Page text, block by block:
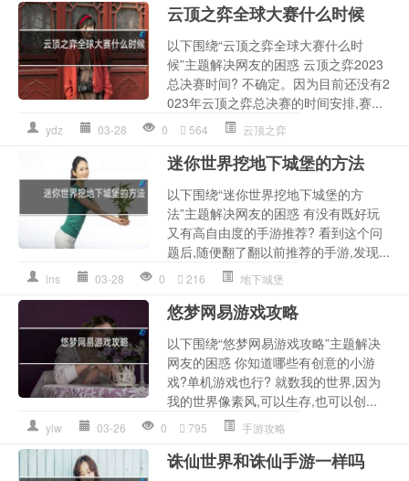
云顶之弈全球大赛什么时候
以下围绕“云顶之弈全球大赛什么时
候”主题解决网友的困惑 云顶之弈2023
总决赛时间? 不确定。因为目前还没有2
023年云顶之弈总决赛的时间安排,赛...
ydz 03-28 0 564 云顶之弈
迷你世界挖地下城堡的方法
以下围绕“迷你世界挖地下城堡的方
法”主题解决网友的困惑 有没有既好玩
又有高自由度的手游推荐? 看到这个问
题后,随便翻了翻以前推荐的手游,发现...
lns 03-28 0 216 地下城堡
悠梦网易游戏攻略
以下围绕“悠梦网易游戏攻略”主题解决
网友的困惑 你知道哪些有创意的小游
戏?单机游戏也行? 就数我的世界,因为
我的世界像素风,可以生存,也可以创...
ylw 03-26 0 795 手游攻略
诛仙世界和诛仙手游一样吗